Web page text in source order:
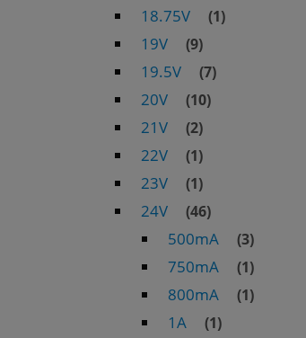
18.75V (1)
19V (9)
19.5V (7)
20V (10)
21V (2)
22V (1)
23V (1)
24V (46)
500mA (3)
750mA (1)
800mA (1)
1A (1)